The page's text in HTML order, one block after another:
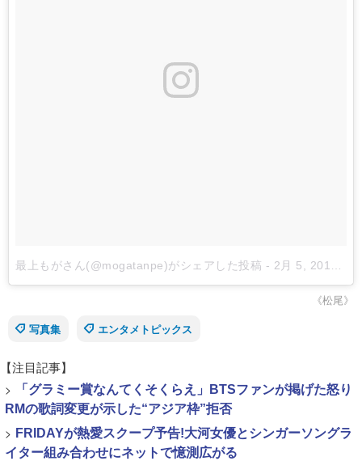
最上もがさん(@mogatanpe)がシェアした投稿 - 2月 5, 2018 at 1:18午前 PST
《松尾》
写真集
エンタメトピックス
【注目記事】
>
「グラミー賞なんてくそくらえ」BTSファンが掲げた怒り
RMの歌詞変更が示した“アジア枠”拒否
> FRIDAYが熱愛スクープ予告!大河女優とシンガーソングラ
イター組み合わせにネットで憶測広がる